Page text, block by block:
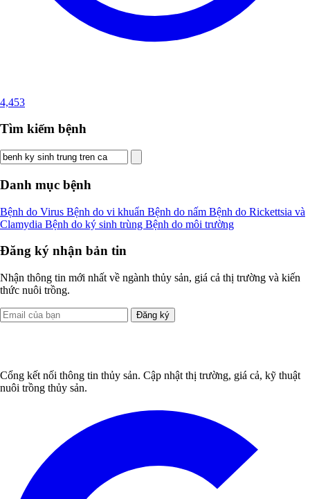
4,453
Tìm kiếm bệnh
Danh mục bệnh
Bệnh do Virus Bệnh do vi khuẩn Bệnh do nấm Bệnh do Rickettsia và
Clamydia Bệnh do ký sinh trùng Bệnh do môi trường
Đăng ký nhận bản tin
Nhận thông tin mới nhất về ngành thủy sản, giá cả thị trường và kiến
thức nuôi trồng.
Đăng ký
Cổng kết nối thông tin thủy sản. Cập nhật thị trường, giá cả, kỹ thuật
nuôi trồng thủy sản.